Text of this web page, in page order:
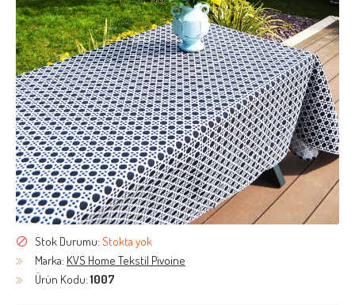
Stok Durumu: Stokta yok
Marka: KVS Home Tekstil Pivoine
Ürün Kodu: 1007